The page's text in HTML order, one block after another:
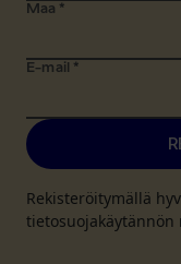
Maa *
E-mail *
Rekisteröitymällä
tietosuojakäytännön